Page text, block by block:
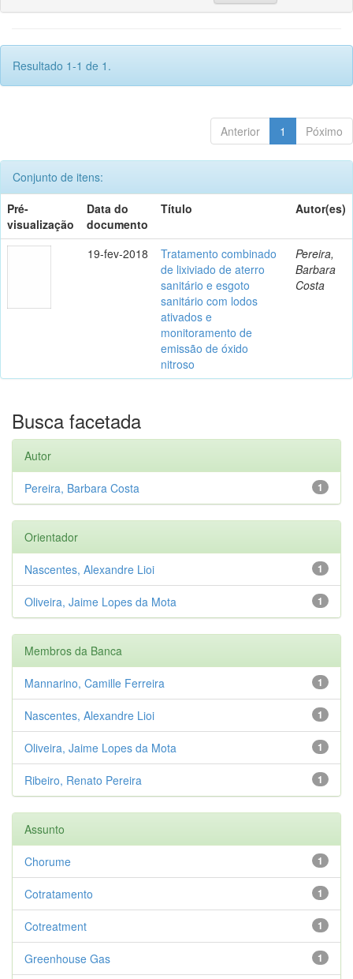
Resultado 1-1 de 1.
Anterior 1 Póximo
Conjunto de itens:
Pré-
visualização
Data do
documento
Título Autor(es)
19-fev-2018
Tratamento combinado
de lixiviado de aterro
sanitário e esgoto
sanitário com lodos
ativados e
monitoramento de
emissão de óxido
nitroso
Pereira,
Barbara
Costa
Busca facetada
Autor
1
Pereira, Barbara Costa
Orientador
1
Nascentes, Alexandre Lioi
1
Oliveira, Jaime Lopes da Mota
Membros da Banca
1
Mannarino, Camille Ferreira
1
Nascentes, Alexandre Lioi
1
Oliveira, Jaime Lopes da Mota
1
Ribeiro, Renato Pereira
Assunto
1
Chorume
1
Cotratamento
1
Cotreatment
1
Greenhouse Gas